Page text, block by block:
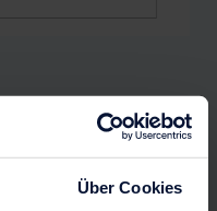
Über Cookies